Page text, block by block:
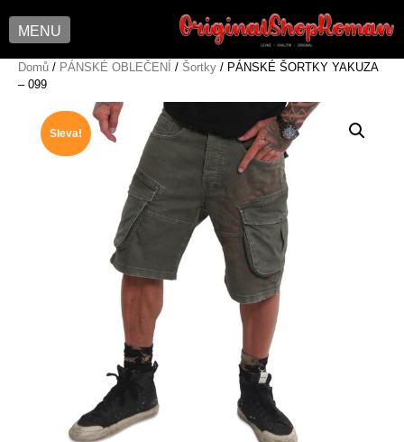
MENU
SkipDomů / PÁNSKÉ OBLEČENÍ / Šortky / PÁNSKÉ ŠORTKY YAKUZA
– 099
Sleva!